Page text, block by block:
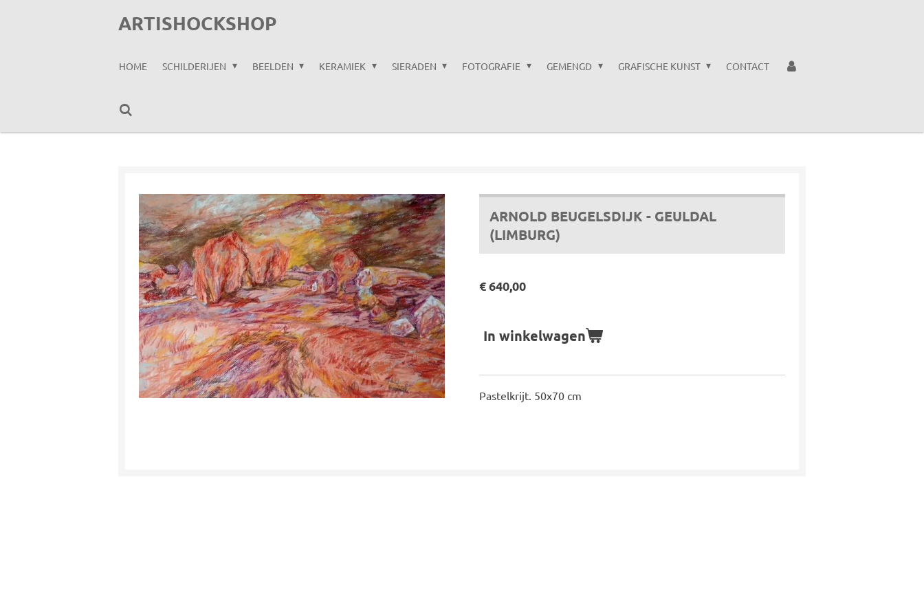
ARTISHOCKSHOP
HOME SCHILDERIJEN BEELDEN KERAMIEK SIERADEN FOTOGRAFIE GEMENGD GRAFISCHE KUNST CONTACT
ARNOLD BEUGELSDIJK - GEULDAL
(LIMBURG)
€ 640,00
In winkelwagen
Pastelkrijt. 50x70 cm